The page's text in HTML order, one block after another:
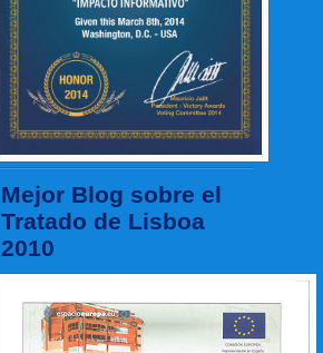
Mejor Blog sobre el
Tratado de Lisboa
2010